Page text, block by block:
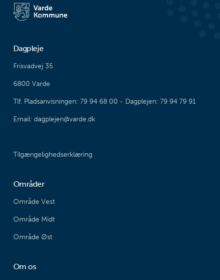
Dagpleje
Frisvadvej 35
6800 Varde
Tlf. Pladsanvisningen: 79 94 68 00 - Dagplejen: 79 94 79 91
Email: dagplejen@varde.dk
Tilgængelighedserklæring
Områder
Område Vest
Område Midt
Område Øst
Om os